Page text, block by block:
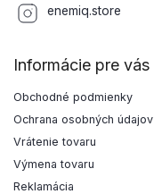
enemiq.store
Informácie pre vás
Obchodné podmienky
Ochrana osobných údajov
Vrátenie tovaru
Výmena tovaru
Reklamácia